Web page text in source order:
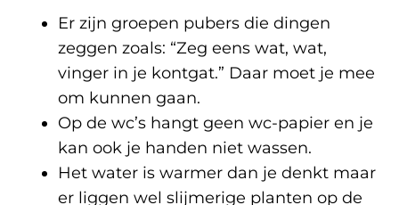
Er zijn groepen pubers die dingen
zeggen zoals: “Zeg eens wat, wat,
vinger in je kontgat.” Daar moet je mee
om kunnen gaan.
Op de wc’s hangt geen wc-papier en je
kan ook je handen niet wassen.
Het water is warmer dan je denkt maar
er liggen wel slijmerige planten op de